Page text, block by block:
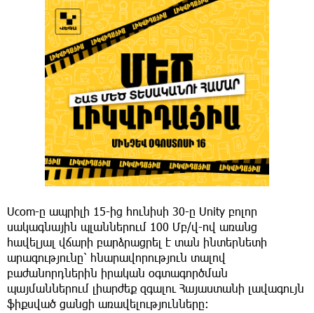
Ucom-ը ապրիլի 15-ից հունիսի 30-ը Unity բոլոր
սակագնային պլաններում 100 Մբ/վ-ով առանց
հավելյալ վճարի բարձրացրել է տան ինտերնետի
արագությունը՝ հնարավորություն տալով
բաժանորդներին իրական օգտագործման
պայմաններում լիարժեք զգալու Հայաստանի լավագույն
ֆիքսված ցանցի առավելությունները։